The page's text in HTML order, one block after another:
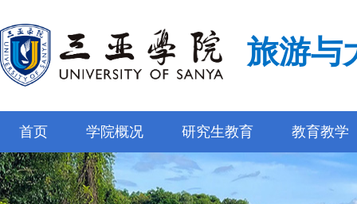
旅游与
首页 学院概况 研究生教育 教育教学